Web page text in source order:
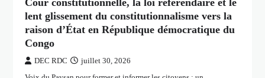
Cour constitutionnelle, la loi référendaire et le
lent glissement du constitutionnalisme vers la
raison d’État en République démocratique du
Congo
DEC RDC juillet 30, 2026